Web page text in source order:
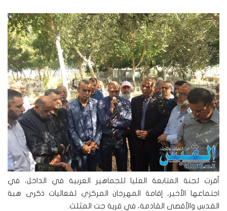
أقرت لجنة المتابعة العليا للجماهير العربية في الداخل، في
اجتماعها الأخير، إقامة المهرجان المركزي لفعاليات ذكرى هبة
القدس والأقصى القادمة، في قرية جت المثلث.